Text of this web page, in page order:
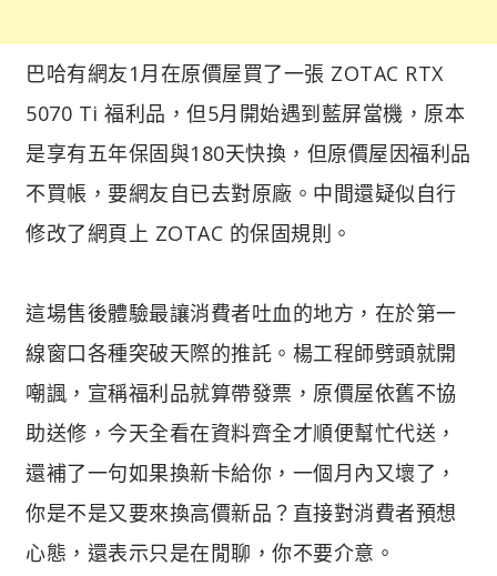
巴哈有網友1月在原價屋買了一張 ZOTAC RTX
5070 Ti 福利品，但5月開始遇到藍屏當機，原本
是享有五年保固與180天快換，但原價屋因福利品
不買帳，要網友自已去對原廠。中間還疑似自行
修改了網頁上 ZOTAC 的保固規則。
這場售後體驗最讓消費者吐血的地方，在於第一
線窗口各種突破天際的推託。楊工程師劈頭就開
嘲諷，宣稱福利品就算帶發票，原價屋依舊不協
助送修，今天全看在資料齊全才順便幫忙代送，
還補了一句如果換新卡給你，一個月內又壞了，
你是不是又要來換高價新品？直接對消費者預想
心態，還表示只是在閒聊，你不要介意。